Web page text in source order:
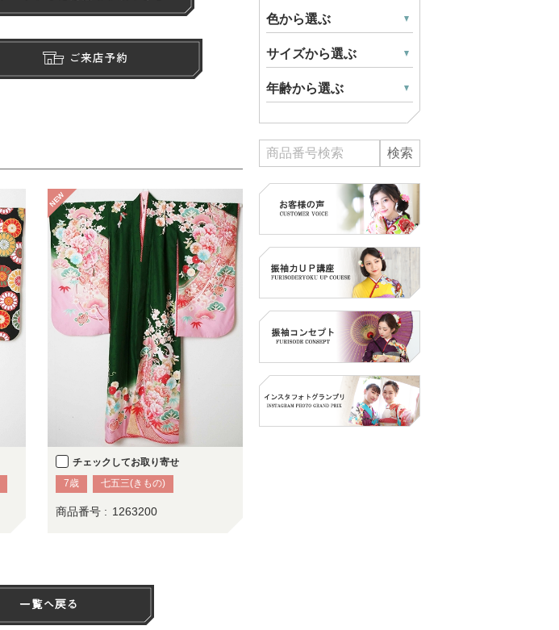
チェックしてお取り寄せ
7歳
七五三(きもの)
商品番号 : 1263200
NEW
色から選ぶ
サイズから選ぶ
年齢から選ぶ